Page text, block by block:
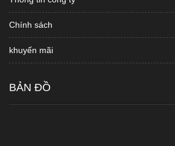
Chính sách
khuyến mãi
BẢN ĐỒ